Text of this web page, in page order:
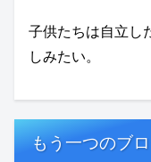
子供たちは自立し
しみたい。
もう一つのブ